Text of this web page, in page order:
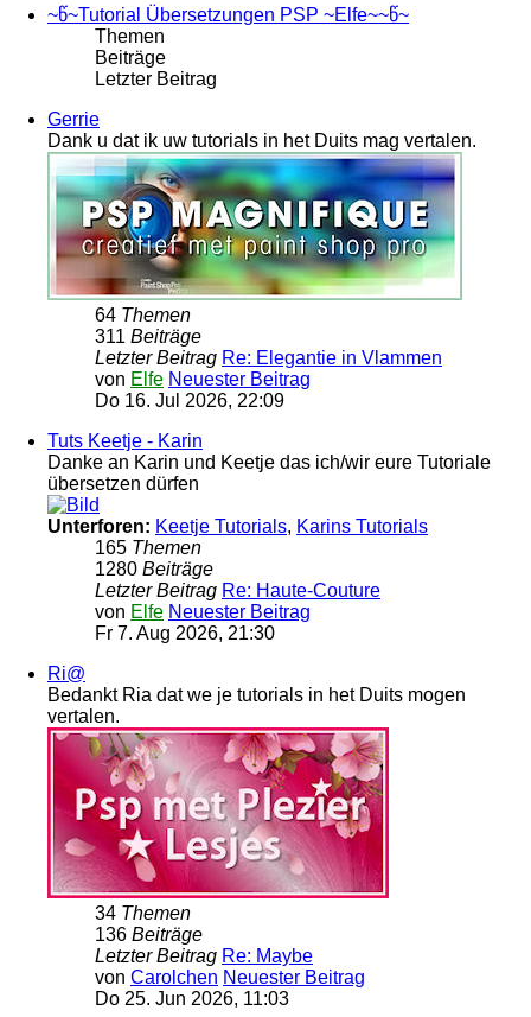
~წ~Tutorial Übersetzungen PSP ~Elfe~~წ~
Themen
Beiträge
Letzter Beitrag
Gerrie
Dank u dat ik uw tutorials in het Duits mag vertalen.
64 Themen
311 Beiträge
Letzter Beitrag Re: Elegantie in Vlammen
von Elfe Neuester Beitrag
Do 16. Jul 2026, 22:09
Tuts Keetje - Karin
Danke an Karin und Keetje das ich/wir eure Tutoriale
übersetzen dürfen
Unterforen: Keetje Tutorials, Karins Tutorials
165 Themen
1280 Beiträge
Letzter Beitrag Re: Haute-Couture
von Elfe Neuester Beitrag
Fr 7. Aug 2026, 21:30
Ri@
Bedankt Ria dat we je tutorials in het Duits mogen
vertalen.
34 Themen
136 Beiträge
Letzter Beitrag Re: Maybe
von Carolchen Neuester Beitrag
Do 25. Jun 2026, 11:03